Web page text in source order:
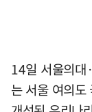
14일 서울의대
는 서울 여의